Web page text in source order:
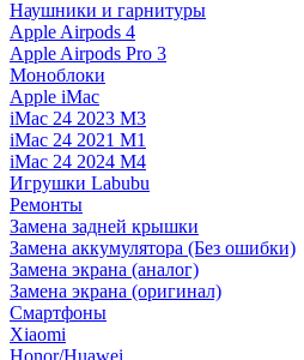
Наушники и гарнитуры
Apple Airpods 4
Apple Airpods Pro 3
Моноблоки
Apple iMac
iMac 24 2023 M3
iMac 24 2021 M1
iMac 24 2024 M4
Игрушки Labubu
Ремонты
Замена задней крышки
Замена аккумулятора (Без ошибки)
Замена экрана (аналог)
Замена экрана (оригинал)
Смартфоны
Xiaomi
Honor/Huawei